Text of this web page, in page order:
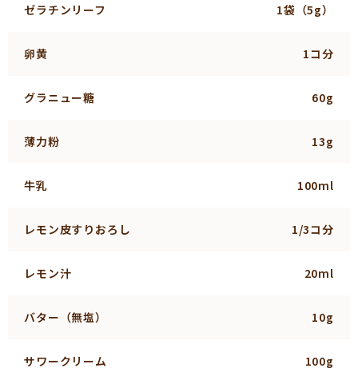
ゼラチンリーフ 1袋（5g）
卵黄 1コ分
グラニュー糖 60g
薄力粉 13g
牛乳 100ml
レモン皮すりおろし 1/3コ分
レモン汁 20ml
バター（無塩） 10g
サワークリーム 100g